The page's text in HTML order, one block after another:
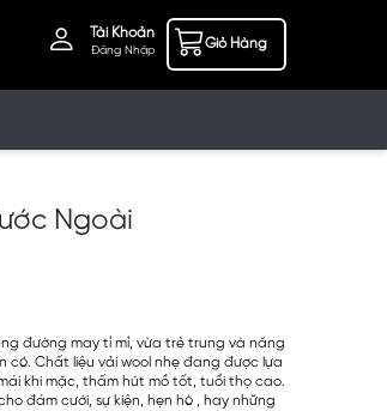
Tài Khoản
Đăng Nhập Giỏ Hàng
Ngoài
đường may tỉ mỉ, vừa trẻ trung và năng
có. Chất liệu vải wool nhẹ đang được lựa
khi mặc, thấm hút mồ tốt, tuổi thọ cao.
đám cưới, sự kiện, hẹn hò , hay những